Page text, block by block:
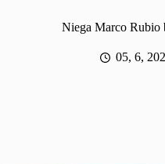
Niega Marco Rubio
05, 6,